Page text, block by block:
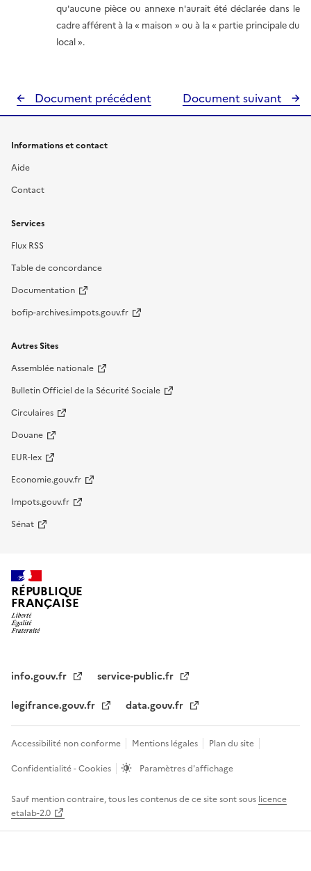
qu'aucune pièce ou annexe n'aurait été déclarée dans le
cadre afférent à la « maison » ou à la « partie principale du
local ».
Document précédent Document suivant
Informations et contact
Aide
Contact
Services
Flux RSS
Table de concordance
Documentation
bofip-archives.impots.gouv.fr
Autres Sites
Assemblée nationale
Bulletin Officiel de la Sécurité Sociale
Circulaires
Douane
EUR-lex
Economie.gouv.fr
Impots.gouv.fr
Sénat
RÉPUBLIQUE
FRANÇAISE
info.gouv.fr
service-public.fr
legifrance.gouv.fr
data.gouv.fr
Accessibilité non conforme Mentions légales
Plan du site
Confidentialité - Cookies
Paramètres d'affichage
Sauf mention contraire, tous les contenus de ce site sont sous licence
etalab-2.0